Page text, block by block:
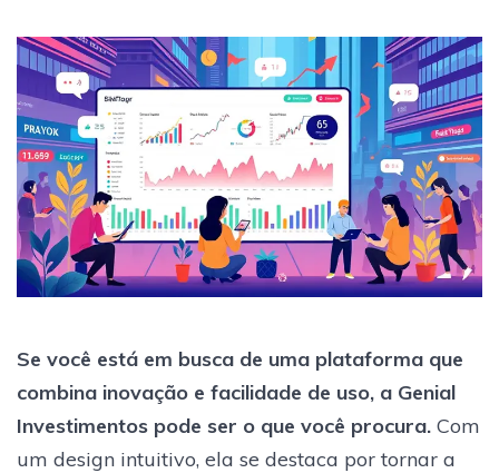
Se você está em busca de uma plataforma que
combina inovação e facilidade de uso, a Genial
Investimentos pode ser o que você procura. Com
um design intuitivo, ela se destaca por tornar a